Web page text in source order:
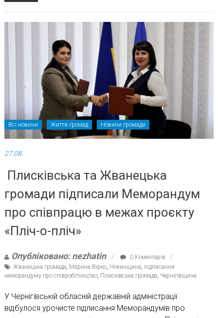
Всі новини Життя громад Новини громади
27.08.
Плисківська та Жванецька
громади підписали Меморандум
про співпрацю в межах проєкту
«Пліч-о-пліч»
Опубліковано: nezhatin
0 Коментарів
Жванецька громада, Марина Вірко, Ніжинщина, підписання
меморандуму про співробітництво, Плисківська громада, Чернігівщина
У Чернігівській обласній державній адміністрації
відбулося урочисте підписання Меморандумів про